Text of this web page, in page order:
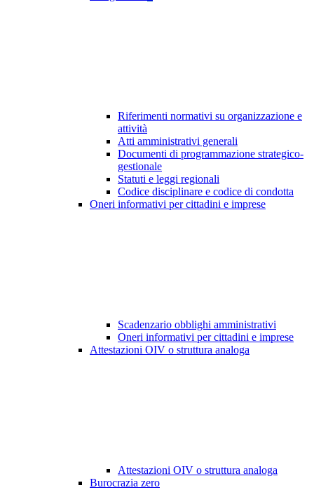
Riferimenti normativi su organizzazione e
attività
Atti amministrativi generali
Documenti di programmazione strategico-
gestionale
Statuti e leggi regionali
Codice disciplinare e codice di condotta
Oneri informativi per cittadini e imprese
Scadenzario obblighi amministrativi
Oneri informativi per cittadini e imprese
Attestazioni OIV o struttura analoga
Attestazioni OIV o struttura analoga
Burocrazia zero